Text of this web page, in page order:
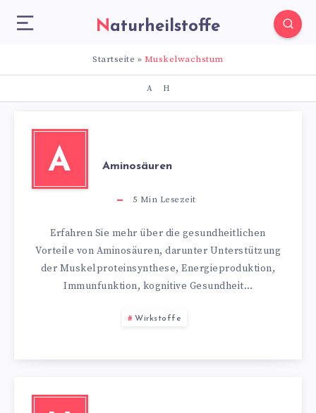
Naturheilstoffe
Startseite » Muskelwachstum
A H
A Aminosäuren
5 Min Lesezeit
Erfahren Sie mehr über die gesundheitlichen
Vorteile von Aminosäuren, darunter Unterstützung
der Muskelproteinsynthese, Energieproduktion,
Immunfunktion, kognitive Gesundheit…
Wirkstoffe